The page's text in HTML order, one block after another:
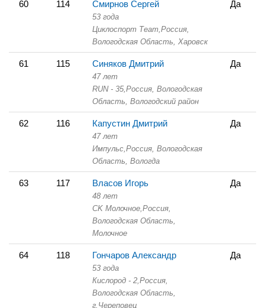
60 114 Смирнов Сергей
53 года
Циклоспорт Теаm, Россия,
Вологодская Область,
Харовск
Да
61 115 Синяков Дмитрий
47 лет
RUN - 35, Россия, Вологодская
Область, Вологодский район
Да
62 116 Капустин Дмитрий
47 лет
Импульс, Россия, Вологодская
Область, Вологда
Да
63 117 Власов Игорь
48 лет
СK Молочное, Россия,
Вологодская Область,
Молочное
Да
64 118 Гончаров Александр
53 года
Кислород - 2, Россия,
Вологодская Область,
г.Череповец
Да